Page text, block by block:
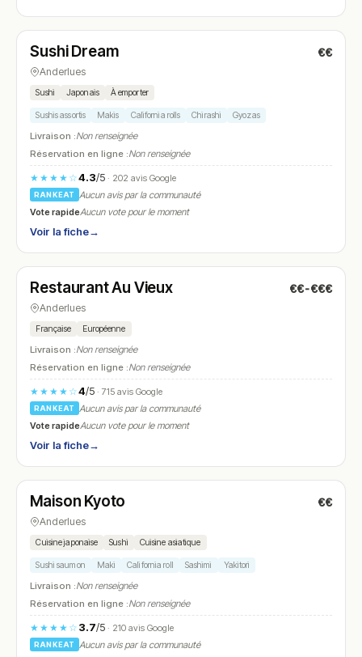
N° 4
Sushi Dream €€
Anderlues
Sushi Japonais À emporter
Sushis assortis Makis California rolls Chirashi Gyozas
Livraison :Non renseignée
Réservation en ligne :Non renseignée
★★★★☆4.3/5· 202 avis Google
RANKEAT
Aucun avis par la communauté
Vote rapideAucun vote pour le moment
Voir la fiche→
N° 5
Restaurant Au Vieux €€-€€€
Anderlues
Française Européenne
Livraison :Non renseignée
Réservation en ligne :Non renseignée
★★★★☆4/5· 715 avis Google
RANKEAT
Aucun avis par la communauté
Vote rapideAucun vote pour le moment
Voir la fiche→
N° 6
Maison Kyoto €€
Anderlues
Cuisine japonaise Sushi Cuisine asiatique
Sushi saumon Maki California roll Sashimi Yakitori
Livraison :Non renseignée
Réservation en ligne :Non renseignée
★★★★☆ 3.7/5· 210 avis Google
RANKEAT
Aucun avis par la communauté